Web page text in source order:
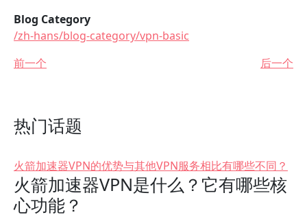
Blog Category
/zh-hans/blog-category/vpn-basic
前一个
后一个
热门话题
火箭加速器VPN的优势与其他VPN服务相比有哪些不同？
火箭加速器VPN是什么？它有哪些核
心功能？